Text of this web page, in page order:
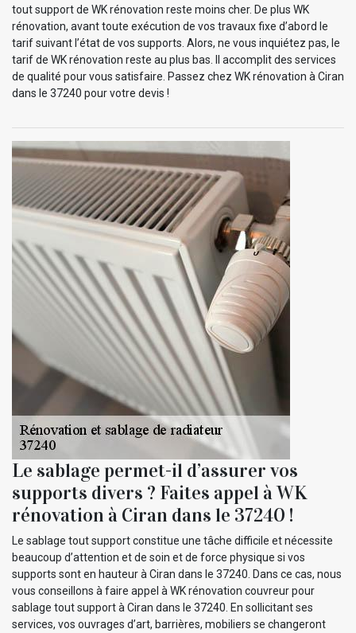
tout support de WK rénovation reste moins cher. De plus WK
rénovation, avant toute exécution de vos travaux fixe d’abord le
tarif suivant l’état de vos supports. Alors, ne vous inquiétez pas, le
tarif de WK rénovation reste au plus bas. Il accomplit des services
de qualité pour vous satisfaire. Passez chez WK rénovation à Ciran
dans le 37240 pour votre devis !
Le sablage permet-il d’assurer vos
supports divers ? Faites appel à WK
rénovation à Ciran dans le 37240 !
Le sablage tout support constitue une tâche difficile et nécessite
beaucoup d’attention et de soin et de force physique si vos
supports sont en hauteur à Ciran dans le 37240. Dans ce cas, nous
vous conseillons à faire appel à WK rénovation couvreur pour
sablage tout support à Ciran dans le 37240. En sollicitant ses
services, vos ouvrages d’art, barrières, mobiliers se changeront